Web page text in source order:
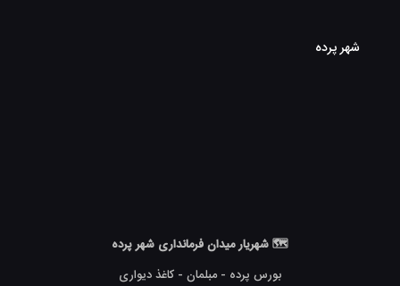
شهر پرده
🗺 شهریار میدان فرمانداری شهر پرده
بورس پرده - مبلمان - کاغذ دیواری